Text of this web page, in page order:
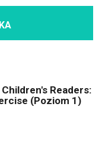
Readers:
(Poziom 1)